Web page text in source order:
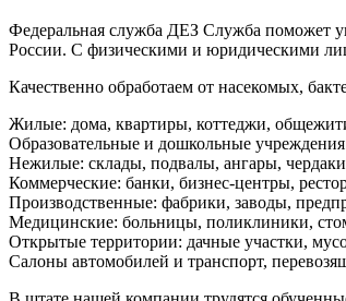
Федеральная служба ДЕЗ Служба поможет
России. С физическими и юридическими
Качественно обработаем от насекомых,
Жилые: дома, квартиры, коттеджи,
Образовательные и дошкольные
Нежилые: склады, подвалы, ангары,
Коммерческие: банки, бизнес-центры,
Производственные: фабрики, заводы,
Медицинские: больницы, поликлиники,
Открытые территории: дачные участки,
Салоны автомобилей и транспорт,